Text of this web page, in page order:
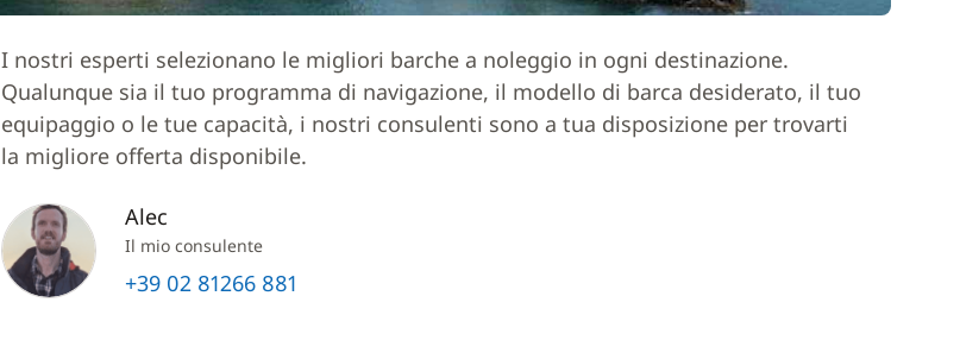
I nostri esperti selezionano le migliori barche a noleggio in ogni destinazione.
Qualunque sia il tuo programma di navigazione, il modello di barca desiderato, il tuo
equipaggio o le tue capacità, i nostri consulenti sono a tua disposizione per trovarti
la migliore offerta disponibile.
Alec
Il mio consulente
+39 02 81266 881